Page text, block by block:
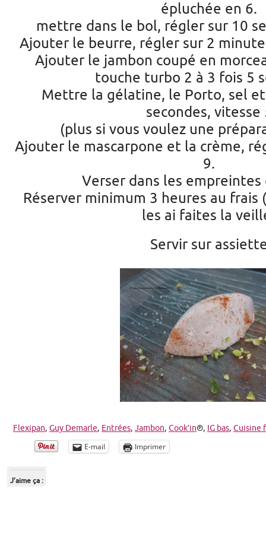
épluchée en 6.
mettre dans le bol, régler sur 10
Ajouter le beurre, régler sur 2
Ajouter le jambon coupé en
touche turbo 2 à 3 fois 5
Mettre la gélatine, le Porto, sel
secondes, vitesse
(plus si vous voulez une
Ajouter le mascarpone et la crème,
9.
Verser dans les empreintes
Réserver minimum 3 heures au
les ai faites la
Servir sur
Flexipan, Guy Demarle, Entrées, Jambon, Cook’in®, IG bas, Cuisine
E-mail Imprimer
J’aime ça :